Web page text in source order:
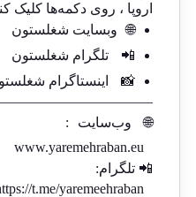
اروپا ، روی دکمه‌ها کلیک
🌐
وبسایت شغلستون
📲
تلگرام شغلستون
📸
اینستاگرام
🌐
وب‌سایت
:
www.yaremehraban.eu
📲 تلگرام:
t.me/yaremeehraban